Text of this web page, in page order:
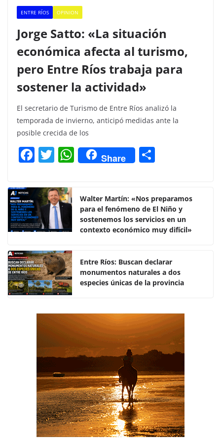
ENTRE RÍOS OPINION
Jorge Satto: «La situación
económica afecta al turismo,
pero Entre Ríos trabaja para
sostener la actividad»
El secretario de Turismo de Entre Ríos analizó la
temporada de invierno, anticipó medidas ante la
posible crecida de los
F
c
e
b
o
o
k
T
itt
er
W
h
s
A
p
Share
p
ar
tir
Walter Martín: «Nos preparamos
para el fenómeno de El Niño y
sostenemos los servicios en un
contexto económico muy difícil»
Entre Ríos: Buscan declarar
monumentos naturales a dos
especies únicas de la provincia